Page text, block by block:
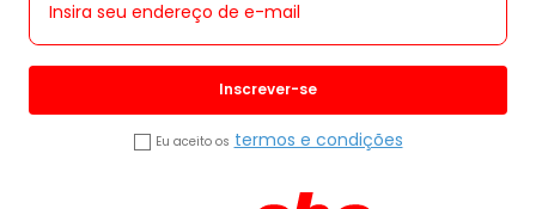
Inscrever-se
Eu aceito os termos e condições